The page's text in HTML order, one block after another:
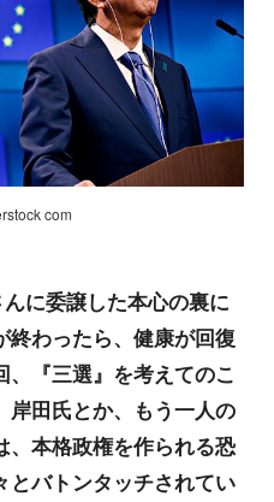
com
に委譲した本心の裏に
終わったら、健康が回復
、『三選』を考えてのこ
岸田氏とか、もう一人の
、本格政権を作られる恐
とバトンタッチされてい